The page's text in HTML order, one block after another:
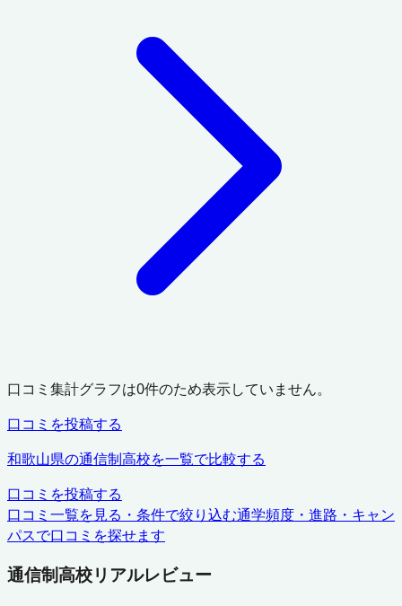
口コミ集計グラフは0件のため表示していません。
口コミを投稿する
和歌山県の通信制高校を一覧で比較する
口コミを投稿する
口コミ一覧を見る・条件で絞り込む通学頻度・進路・キャン
パスで口コミを探せます
通信制高校リアルレビュー